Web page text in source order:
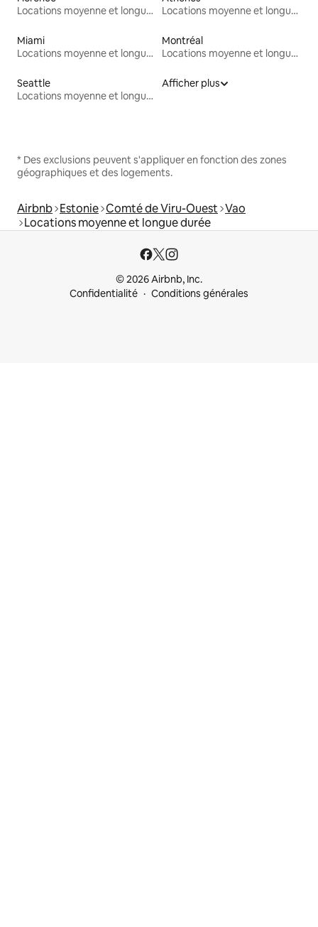
Locations moyenne et longue durée
Locations moyenne et longue durée
Miami
Locations moyenne et longue durée
Montréal
Locations moyenne et longue durée
Seattle
Locations moyenne et longue durée
Afficher plus
* Des exclusions peuvent s'appliquer en fonction des zones
géographiques et des logements.
Airbnb Estonie Comté de Viru-Ouest Vao
Locations moyenne et longue durée
© 2026 Airbnb, Inc.
Confidentialité
Conditions générales